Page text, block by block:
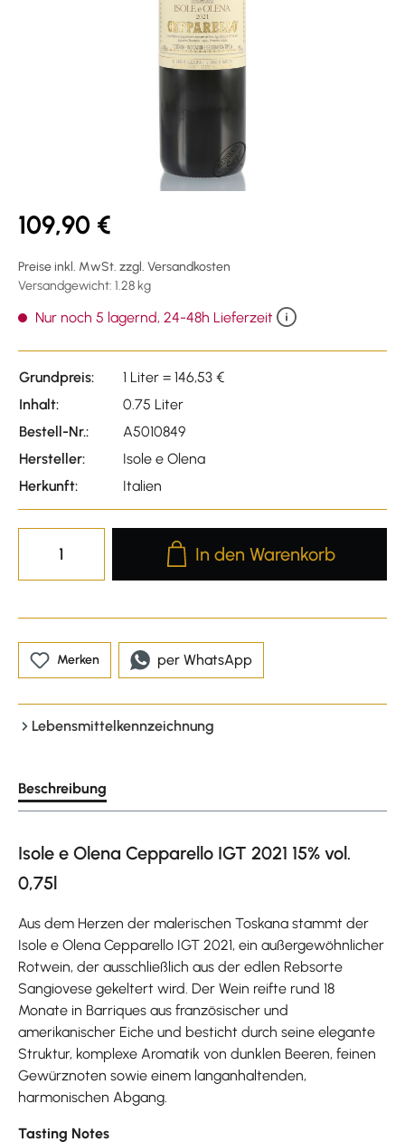
109,90 €
Preise inkl. MwSt. zzgl. Versandkosten
Versandgewicht: 1.28 kg
Nur noch 5 lagernd, 24-48h Lieferzeit
Grundpreis:
1 Liter = 146,53 €
Inhalt:
0.75 Liter
Bestell-Nr.:
A5010849
Hersteller:
Isole e Olena
Herkunft:
Italien
Produkt Anzahl: Gib den
In den Warenkorb
Merken per WhatsApp
Lebensmittelkennzeichnung
Beschreibung
Isole e Olena Cepparello IGT 2021 15% vol.
0,75l
Aus dem Herzen der malerischen Toskana stammt der
Isole e Olena Cepparello IGT 2021, ein außergewöhnlicher
Rotwein, der ausschließlich aus der edlen Rebsorte
Sangiovese gekeltert wird. Der Wein reifte rund 18
Monate in Barriques aus französischer und
amerikanischer Eiche und besticht durch seine elegante
Struktur, komplexe Aromatik von dunklen Beeren, feinen
Gewürznoten sowie einem langanhaltenden,
harmonischen Abgang.
Tasting Notes